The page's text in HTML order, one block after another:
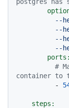
ports:
#
container to
-
steps: